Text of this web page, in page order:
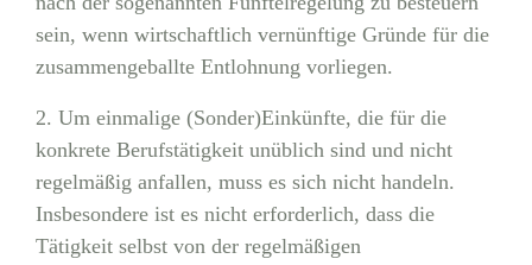
sein, wenn wirtschaftlich vernünftige Gründe für die
zusammengeballte Entlohnung vorliegen.
2. Um einmalige (Sonder)Einkünfte, die für die
konkrete Berufstätigkeit unüblich sind und nicht
regelmäßig anfallen, muss es sich nicht handeln.
Insbesondere ist es nicht erforderlich, dass die
Tätigkeit selbst von der regelmäßigen